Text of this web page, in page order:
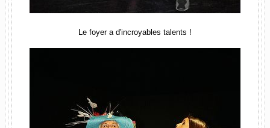
Le foyer a d'incroyables talents !